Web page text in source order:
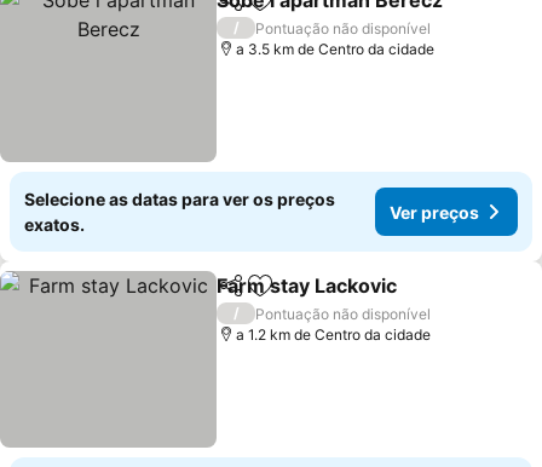
PartilharAdicionar aos favoritos
/
Pontuação não disponível
a 3.5 km de Centro da cidade
Selecione as datas para ver os preços
exatos.
Ver preços
PartilharAdicionar aos favoritos
Farm stay Lackovic
/
Pontuação não disponível
a 1.2 km de Centro da cidade